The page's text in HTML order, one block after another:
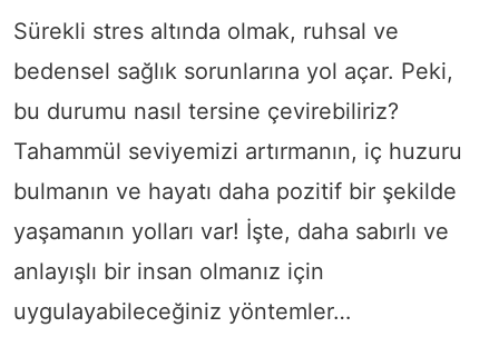
Sürekli stres altında olmak, ruhsal ve
bedensel sağlık sorunlarına yol açar. Peki,
bu durumu nasıl tersine çevirebiliriz?
Tahammül seviyemizi artırmanın, iç huzuru
bulmanın ve hayatı daha pozitif bir şekilde
yaşamanın yolları var! İşte, daha sabırlı ve
anlayışlı bir insan olmanız için
uygulayabileceğiniz yöntemler…